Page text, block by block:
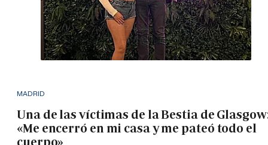
MADRID
Una de las víctimas de la Bestia de
«Me encerró en mi casa y me pateó todo el
cuerpo»